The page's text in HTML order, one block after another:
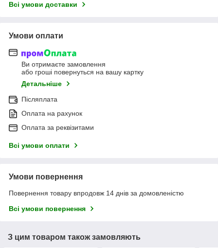
Всі умови доставки
Умови оплати
Ви отримаєте замовлення
або гроші повернуться на вашу картку
Детальніше
Післяплата
Оплата на рахунок
Оплата за реквізитами
Всі умови оплати
Умови повернення
Повернення товару впродовж 14 днів за домовленістю
Всі умови повернення
З цим товаром також замовляють